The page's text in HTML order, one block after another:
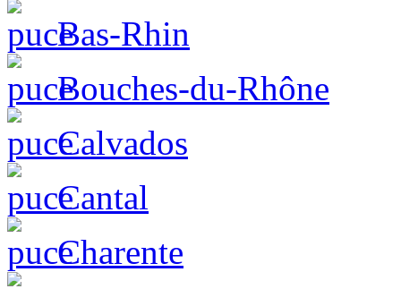
Bas-Rhin
Bouches-du-Rhône
Calvados
Cantal
Charente